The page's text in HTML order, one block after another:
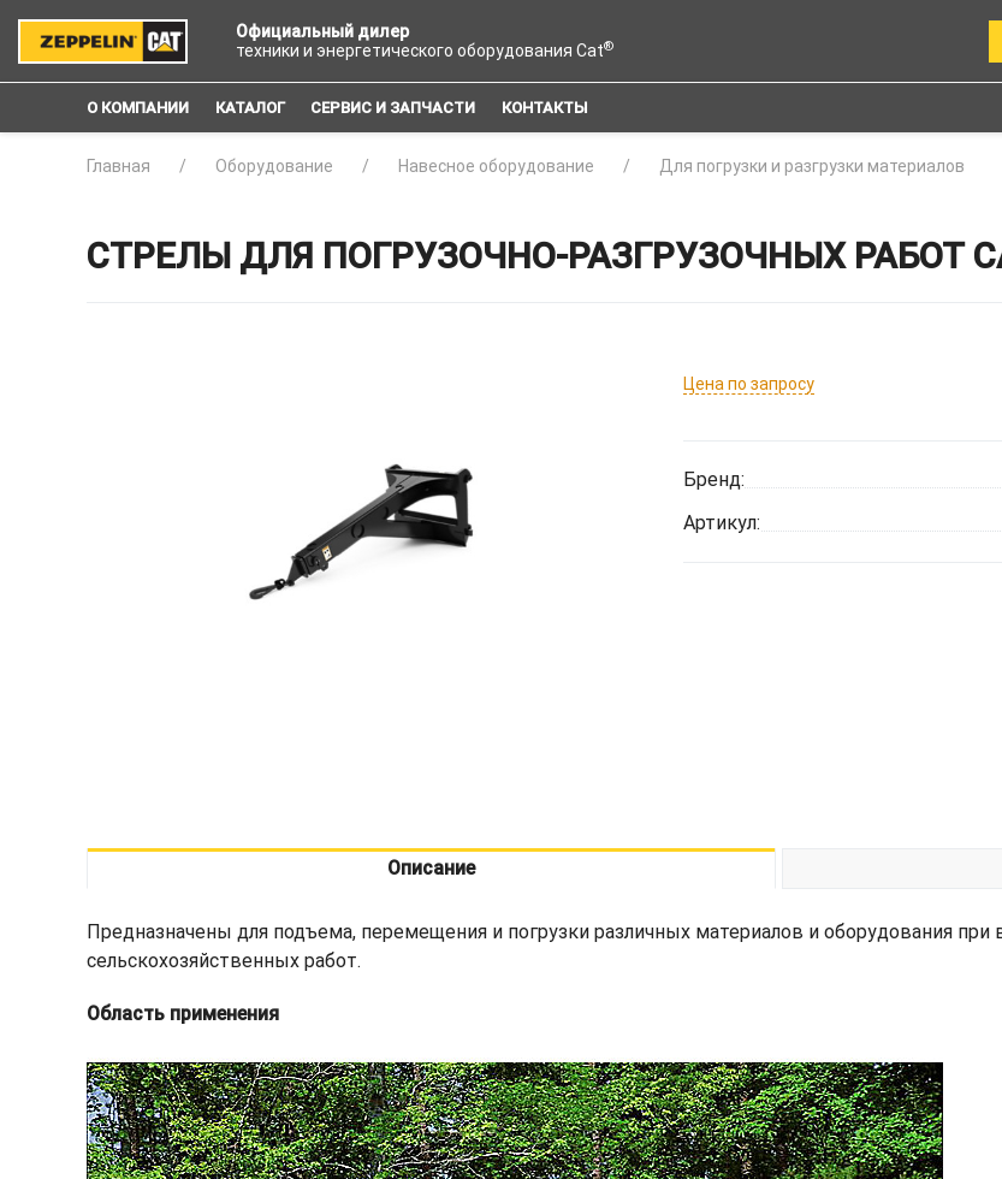
Официальный дилер
техники и энергетического оборудования Cat®
О КОМПАНИИ КАТАЛОГ СЕРВИС И ЗАПЧАСТИ КОНТАКТЫ
Главная Оборудование Навесное оборудование Для погрузки и разгрузки материалов
СТРЕЛЫ ДЛЯ ПОГРУЗОЧНО-РАЗГРУЗОЧНЫХ РАБОТ
Цена по запросу
Бренд:
Артикул:
Описание
Предназначены для подъема, перемещения и погрузки различных материалов и оборудования
сельскохозяйственных работ.
Область применения